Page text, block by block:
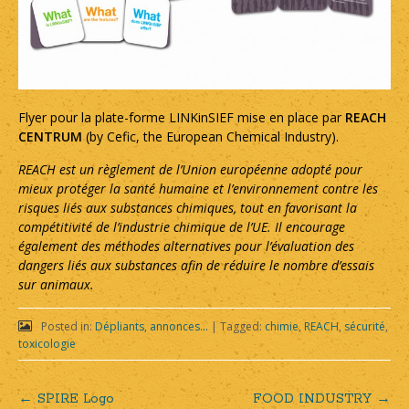
Flyer pour la plate-forme LINKinSIEF mise en place par REACH
CENTRUM (by Cefic, the European Chemical Industry).
REACH est un règlement de l’Union européenne adopté pour
mieux protéger la santé humaine et l’environnement contre les
risques liés aux substances chimiques, tout en favorisant la
compétitivité de l’industrie chimique de l’UE. Il encourage
également des méthodes alternatives pour l’évaluation des
dangers liés aux substances afin de réduire le nombre d’essais
sur animaux.
Posted in: Dépliants, annonces... |Tagged: chimie, REACH, sécurité,
toxicologie
←SPIRE Logo FOOD INDUSTRY →